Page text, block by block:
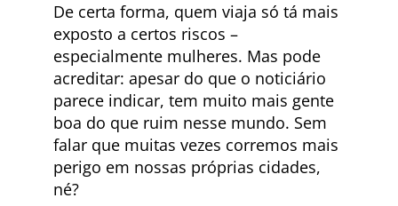
De certa forma, quem viaja só tá mais
exposto a certos riscos –
especialmente mulheres. Mas pode
acreditar: apesar do que o noticiário
parece indicar, tem muito mais gente
boa do que ruim nesse mundo. Sem
falar que muitas vezes corremos mais
perigo em nossas próprias cidades,
né?